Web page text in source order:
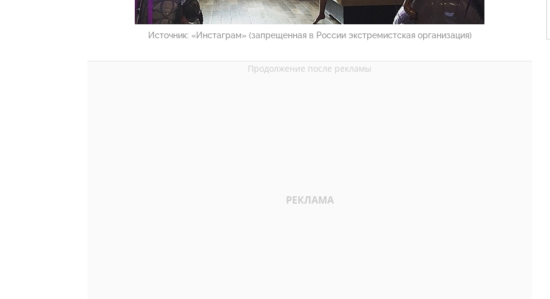
Источник: «Инстаграм» (запрещенная в России экстремистская организация)